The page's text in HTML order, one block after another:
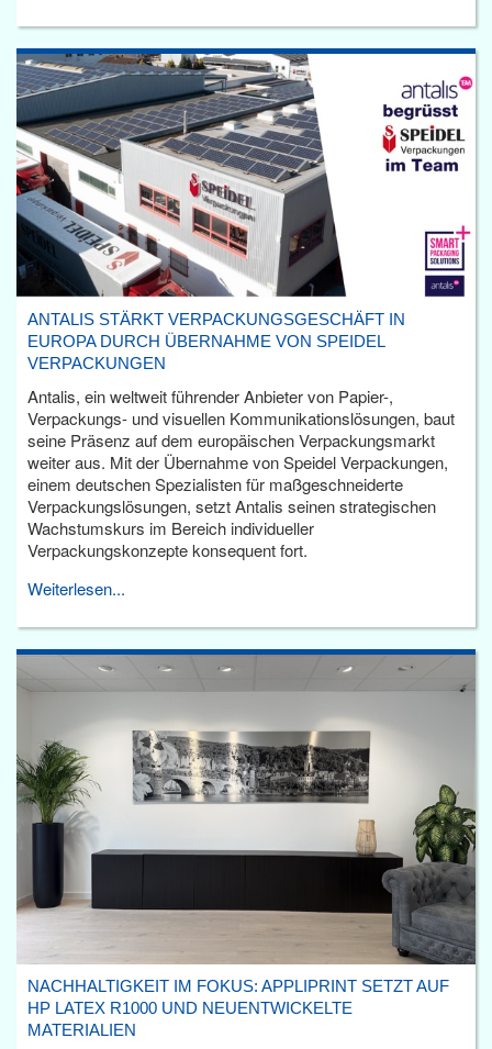
ANTALIS STÄRKT VERPACKUNGSGESCHÄFT IN
EUROPA DURCH ÜBERNAHME VON SPEIDEL
VERPACKUNGEN
Antalis, ein weltweit führender Anbieter von Papier-,
Verpackungs- und visuellen Kommunikationslösungen, baut
seine Präsenz auf dem europäischen Verpackungsmarkt
weiter aus. Mit der Übernahme von Speidel Verpackungen,
einem deutschen Spezialisten für maßgeschneiderte
Verpackungslösungen, setzt Antalis seinen strategischen
Wachstumskurs im Bereich individueller
Verpackungskonzepte konsequent fort.
Weiterlesen...
NACHHALTIGKEIT IM FOKUS: APPLIPRINT SETZT AUF
HP LATEX R1000 UND NEUENTWICKELTE
MATERIALIEN